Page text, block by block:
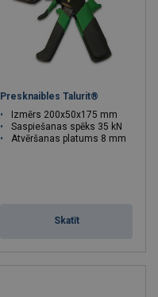
Presknaibles Talurit®
Izmērs 200x50x175 mm
Saspiešanas spēks 35 kN
Atvēršanas platums 8 mm
Skatīt